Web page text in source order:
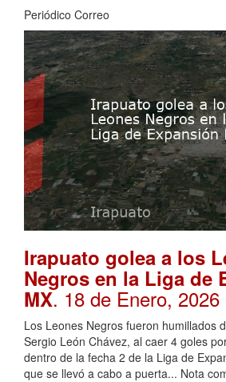
Periódico Correo
Irapuato golea a los
Negros en la Liga de
MX. 18 de Enero, 2026
Los Leones Negros fueron humillados
Sergio León Chávez, al caer 4 goles
dentro de la fecha 2 de la Liga de
que se llevó a cabo a puerta... Nota